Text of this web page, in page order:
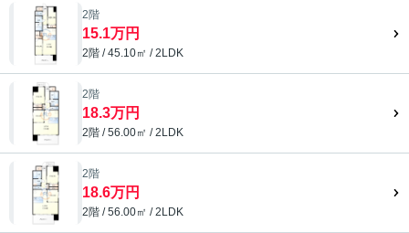
2階
15.1万円
2階 / 45.10㎡ / 2LDK
2階
18.3万円
2階 / 56.00㎡ / 2LDK
2階
18.6万円
2階 / 56.00㎡ / 2LDK